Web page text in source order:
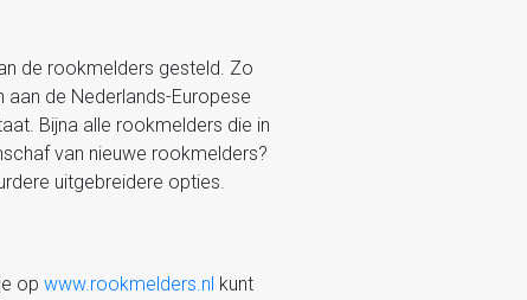
de rookmelders gesteld. Zo
de Nederlands-Europese
Bijna alle rookmelders die in
van nieuwe rookmelders?
uitgebreidere opties.
op www.rookmelders.nl kunt